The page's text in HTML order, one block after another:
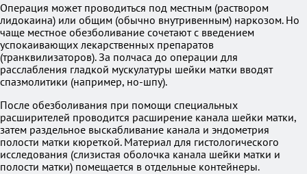
Операция может проводиться под местным (раствором
лидокаина) или общим (обычно внутривенным) наркозом. Но
чаще местное обезболивание сочетают с введением
успокаивающих лекарственных препаратов
(транквилизаторов). За полчаса до операции для
расслабления гладкой мускулатуры шейки матки вводят
спазмолитики (например, но-шпу).
После обезболивания при помощи специальных
расширителей проводится расширение канала шейки матки,
затем раздельное выскабливание канала и эндометрия
полости матки кюреткой. Материал для гистологического
исследования (слизистая оболочка канала шейки матки и
полости матки) помещается в отдельные контейнеры.